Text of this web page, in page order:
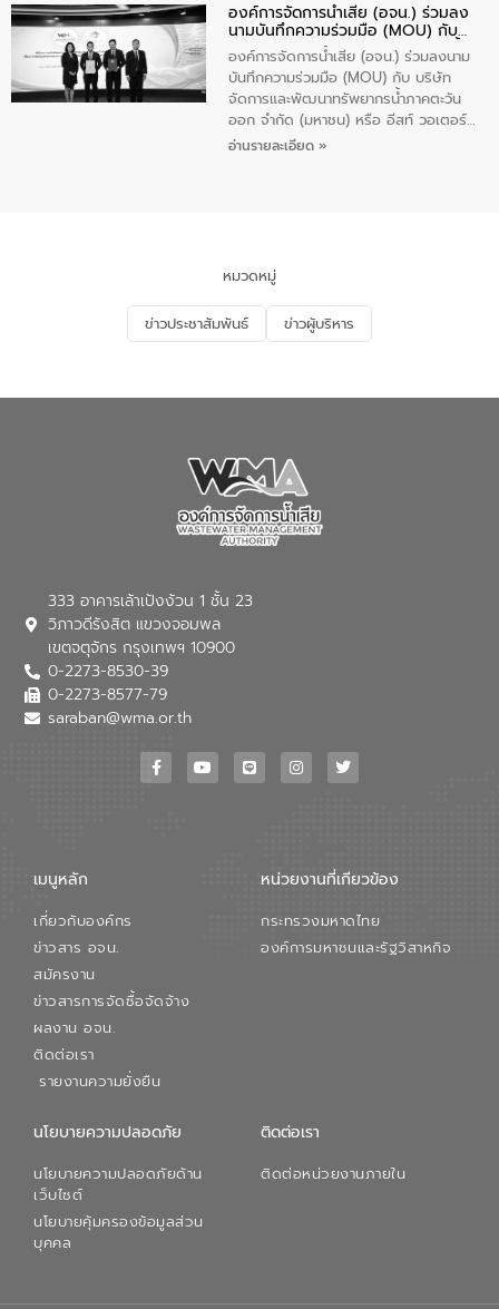
ชุมชนและการบำบัดน้ำเสียเบื้องต้น ให้กับ
นักเรียนชั้นประถมศึกษาปีที่ 5 โรงเรียน
เทศบาล 1 (พะเยาประชานุกูล) จำนวน 30
คน
องค์การจัดการน้ำเสีย (อจน.) ร่วมลง
นามบันทึกความร่วมมือ (MOU) กับ
บริษัท จัดการและพัฒนาทรัพยากรน้ำ
ภาคตะวันออก จำกัด (มหาชน) หรือ อีส
ท์ วอเตอร์
องค์การจัดการน้ำเสีย (อจน.) ร่วมลงนาม
บันทึกความร่วมมือ (MOU) กับ บริษัท
จัดการและพัฒนาทรัพยากรน้ำภาคตะวัน
ออก จำกัด (มหาชน) หรือ อีสท์ วอเตอร์
เมื่อวันอังคารที่ 4 สิงหาคม 2569 ณ ห้อง
ด้านน้ำของประเทศ และเตรียมความพร้อม
รองรับการเติบโตของเมือง รวมถึงการ
ลงทุนในอุตสาหกรรมแห่งอนาคต ตลอดจน
มุ่งตอบโจทย์ความท้าทายจากวิกฤตการ
ในครั้งนี้เป็นการดึงจุดแข็งและความ
(อจน.) มาผสานกับประสบการณ์และ
เทคโนโลยีโครงข่ายน้ำครบวงจรในพื้นที่ EEC
ของอีสท์ วอเตอร์ เพื่อร่วมกันศึกษา
เทคโนโลยีการปรับปรุงคุณภาพน้ำ (Water
Reuse) และพัฒนารูปแบบการดำเนินงาน
ใช้น้ำที่พุ่งสูงขึ้นจากการขยายตัวของ
การองค์การจัดการน้ำเสีย กล่าวถึงภารกิจ
เพื่อสนับสนุนการพัฒนาเมืองอย่างยั่งยืน
ขณะที่ นายบดินทร์ อุดล กรรมการผู้อำนวย
สมดุลทางเศรษฐกิจและสิ่งแวดล้อมได้อย่าง
ภาคเอกชนในครั้งนี้ นับเป็นก้าวสำคัญของ
องค์การจัดการน้ำเสีย (อจน.) ในการร่วมวาง
อ่านรายละเอียด »
หมวดหมู่
ข่าวประชาสัมพันธ์ ข่าวผู้บริหาร
333 อาคารเล้าเป้งง้วน 1 ชั้น 23
วิภาวดีรังสิต แขวงจอมพล
เขตจตุจักร กรุงเทพฯ 10900
0-2273-8530-39
0-2273-8577-79
saraban@wma.or.th
เมนูหลัก
เกี่ยวกับองค์กร
ข่าวสาร อจน.
สมัครงาน
ข่าวสารการจัดซื้อจัดจ้าง
ผลงาน อจน.
ติดต่อเรา
รายงานความยั่งยืน
หน่วยงานที่เกียวข้อง
กระทรวงมหาดไทย
องค์การมหาชนและรัฐวิสาหกิจ
นโยบายความปลอดภัย
นโยบายความปลอดภัยด้าน
เว็บไซต์
นโยบายคุ้มครองข้อมูลส่วน
บุคคล
ติดต่อเรา
ติดต่อหน่วยงานภายใน